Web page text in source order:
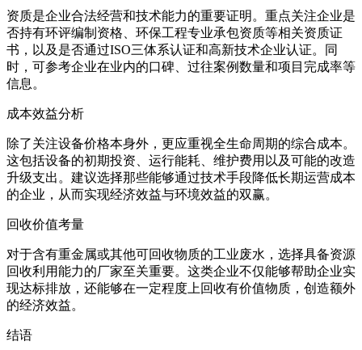
资质是企业合法经营和技术能力的重要证明。重点关注企业是
否持有环评编制资格、环保工程专业承包资质等相关资质证
书，以及是否通过ISO三体系认证和高新技术企业认证。同
时，可参考企业在业内的口碑、过往案例数量和项目完成率等
信息。
成本效益分析
除了关注设备价格本身外，更应重视全生命周期的综合成本。
这包括设备的初期投资、运行能耗、维护费用以及可能的改造
升级支出。建议选择那些能够通过技术手段降低长期运营成本
的企业，从而实现经济效益与环境效益的双赢。
回收价值考量
对于含有重金属或其他可回收物质的工业废水，选择具备资源
回收利用能力的厂家至关重要。这类企业不仅能够帮助企业实
现达标排放，还能够在一定程度上回收有价值物质，创造额外
的经济效益。
结语